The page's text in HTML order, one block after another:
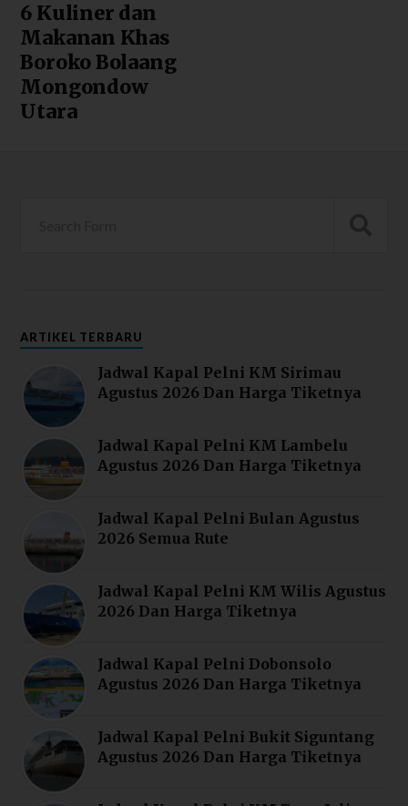
6 Kuliner dan
Makanan Khas
Boroko Bolaang
Mongondow
Utara
ARTIKEL TERBARU
Jadwal Kapal Pelni KM Sirimau
Agustus 2026 Dan Harga Tiketnya
Jadwal Kapal Pelni KM Lambelu
Agustus 2026 Dan Harga Tiketnya
Jadwal Kapal Pelni Bulan Agustus
2026 Semua Rute
Jadwal Kapal Pelni KM Wilis Agustus
2026 Dan Harga Tiketnya
Jadwal Kapal Pelni Dobonsolo
Agustus 2026 Dan Harga Tiketnya
Jadwal Kapal Pelni Bukit Siguntang
Agustus 2026 Dan Harga Tiketnya